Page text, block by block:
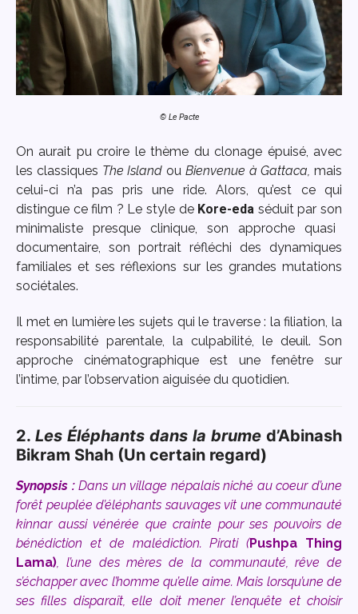
© Le Pacte
On aurait pu croire le thème du clonage épuisé, avec
les classiques The Island ou Bienvenue à Gattaca, mais
celui-ci n’a pas pris une ride. Alors, qu’est ce qui
distingue ce film ? Le style de Kore-eda séduit par son
minimaliste presque clinique, son approche quasi
documentaire, son portrait réfléchi des dynamiques
familiales et ses réflexions sur les grandes mutations
sociétales.
Il met en lumière les sujets qui le traverse : la filiation, la
responsabilité parentale, la culpabilité, le deuil. Son
approche cinématographique est une fenêtre sur
l’intime, par l’observation aiguisée du quotidien.
2. Les Éléphants dans la brume d’Abinash
Bikram Shah (Un certain regard)
Synopsis :Dans un village népalais niché au coeur d’une
forêt peuplée d’éléphants sauvages vit une communauté
kinnar aussi vénérée que crainte pour ses pouvoirs de
bénédiction et de malédiction. Pirati (Pushpa Thing
Lama) , l’une des mères de la communauté, rêve de
s’échapper avec l’homme qu’elle aime. Mais lorsqu’une de
ses filles disparaît, elle doit mener l’enquête et choisir